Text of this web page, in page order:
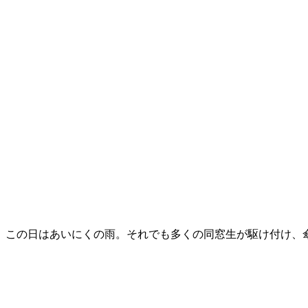
この日はあいにくの雨。それでも多くの同窓生が駆け付け、